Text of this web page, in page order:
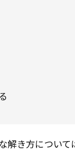
解き方について